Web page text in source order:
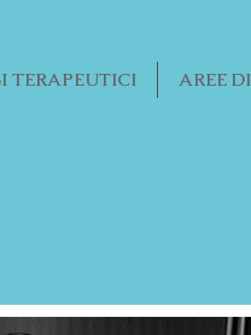
TERAPEUTICI AREE